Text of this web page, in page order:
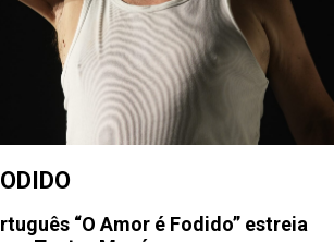
“O Amor é Fodido” estreia